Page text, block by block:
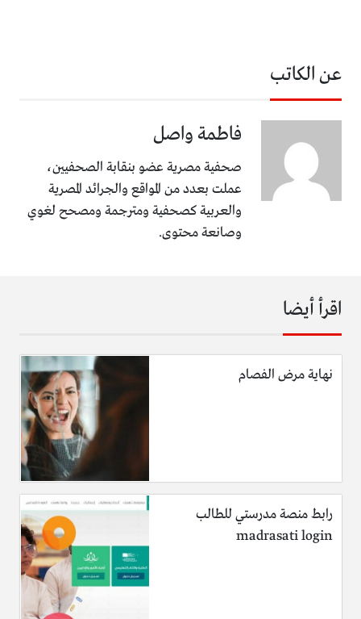
عن الكاتب
فاطمة واصل
صحفية مصرية عضو بنقابة الصحفيين،
عملت بعدد من المواقع والجرائد المصرية
والعربية كصحفية ومترجمة ومصحح لغوي
وصانعة محتوى.
اقرأ أيضا
نهاية مرض الفصام
رابط منصة مدرستي للطالب
madrasati login